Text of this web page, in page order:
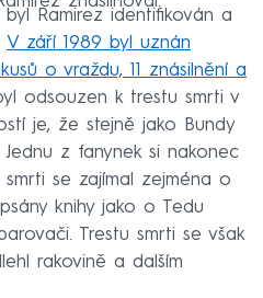
Ramirez identifikován a
V září 1989 byl uznán
o vraždu, 11 znásilnění a
odsouzen k trestu smrti v
je, že stejně jako Bundy
z fanynek si nakonec
se zajímal zejména o
knihy jako o Tedu
Trestu smrti se však
rakovině a dalším